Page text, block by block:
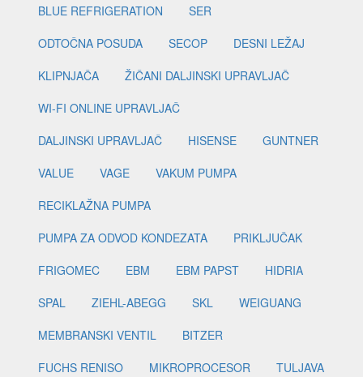
BLUE REFRIGERATION
SER
ODTOČNA POSUDA
SECOP
DESNI LEŽAJ
KLIPNJAČA
ŽIČANI DALJINSKI UPRAVLJAČ
WI-FI ONLINE UPRAVLJAČ
DALJINSKI UPRAVLJAČ
HISENSE
GUNTNER
VALUE
VAGE
VAKUM PUMPA
RECIKLAŽNA PUMPA
PUMPA ZA ODVOD KONDEZATA
PRIKLJUČAK
FRIGOMEC
EBM EBM PAPST
HIDRIA
SPAL
ZIEHL-ABEGG SKL
WEIGUANG
MEMBRANSKI VENTIL
BITZER
FUCHS RENISO
MIKROPROCESOR
TULJAVA